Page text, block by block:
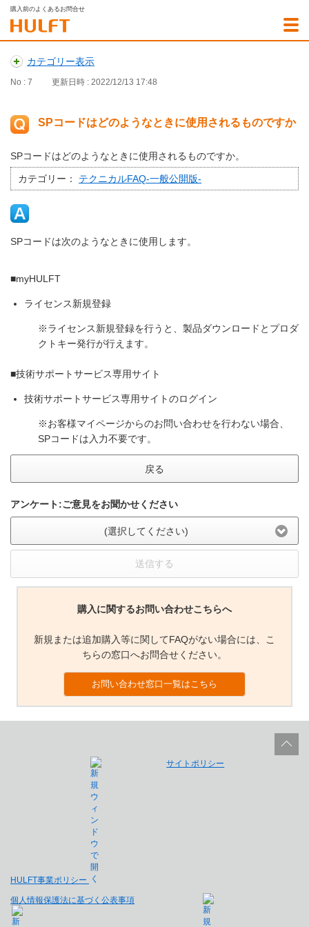
購入前のよくあるお問合せ
カテゴリー表示
No : 7 更新日時 : 2022/12/13 17:48
SPコードはどのようなときに使用されるものですか
SPコードはどのようなときに使用されるものですか。
カテゴリー： テクニカルFAQ-一般公開版-
SPコードは次のようなときに使用します。
■myHULFT
ライセンス新規登録
※ライセンス新規登録を行うと、製品ダウンロードとプロダ
クトキー発行が行えます。
■技術サポートサービス専用サイト
技術サポートサービス専用サイトのログイン
※お客様マイページからのお問い合わせを行わない場合、
SPコードは入力不要です。
戻る
アンケート:ご意見をお聞かせください
(選択してください)
送信する
購入に関するお問い合わせこちらへ
新規または追加購入等に関してFAQがない場合には、こ
ちらの窓口へお問合せください。
お問い合わせ窓口一覧はこちら
HULFT事業ポリシー
サイトポリシー
個人情報保護法に基づく公表事項